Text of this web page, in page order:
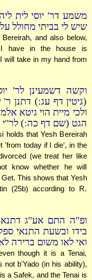
משמע דר' יוסי לית
שיש לי בביתי מחולל
and also below,
I have in the house is
will take in my hand from
וקשה דשמעינן לר'
(גיטין דף עג:) דתנן
ולכי מיית הוי גיטא
הגט (שם דף כה:) לר''י
holds that Yesh Bereirah
'from today if I die', in the
(we treat her like
know whether he will
This shows that Yesh
(25b) according to R.
ופ''ה התם אע''ג דתנאי
בידו ובשעת התנאי
ואי לאו משום ברירה
though it is a Tenai,
not b'Yado (in his ability),
a Safek, and the Tenai is